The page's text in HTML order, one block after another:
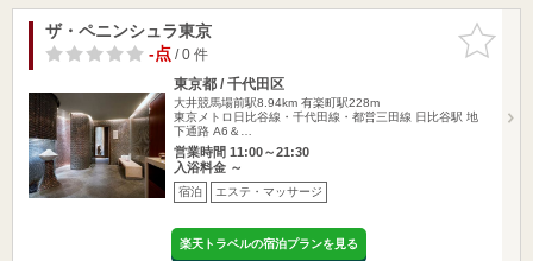
お気に入
りに追加
ザ・ペニンシュラ東京
-点/ 0 件
東京都 / 千代田区
大井競馬場前駅8.94km 有楽町駅228m
東京メトロ日比谷線・千代田線・都営三田線 日比谷駅 地
下通路 A6＆…
営業時間 11:00～21:30
入浴料金 ～
宿泊 エステ・マッサージ
楽天トラベルの宿泊プランを見る